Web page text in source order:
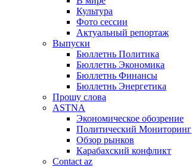
Культура
Фото сессии
Актуальный репортаж
Выпуски
Бюллетнь Политика
Бюллетнь Экономика
Бюллетнь Финансы
Бюллетнь Энергетика
Прошу слова
ASTNA
Экономическое обозрение
Политический Мониторинг
Обзор рынков
Карабахский конфликт
Contact az